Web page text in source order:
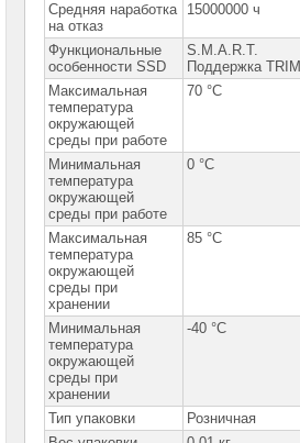
Процессоры
Intel
Процессоры
AMD
Модули
памяти
Жесткие
диски
SATA
Жесткие
диски
SSD
Жесткие
диски
M.2
Жесткие
диски
2"5
Средняя наработка
на отказ
15000000 ч
Функциональные
особенности SSD
S.M.A.R.T.
Поддержка TRIM
Максимальная
температура
окружающей
среды при работе
70 °C
Минимальная
температура
окружающей
среды при работе
0 °C
Максимальная
температура
окружающей
среды при
хранении
85 °C
Минимальная
температура
окружающей
среды при
хранении
-40 °C
Тип упаковки
Розничная